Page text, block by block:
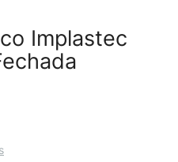
Implastec